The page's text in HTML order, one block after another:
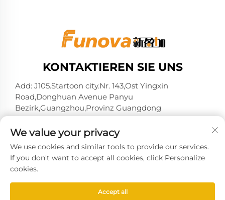
KONTAKTIEREN SIE UNS
Add: J105.Startoon city.Nr. 143,Ost Yingxin
Road,Donghuan Avenue Panyu
Bezirk,Guangzhou,Provinz Guangdong
E-Mail:[email protected]
Copyright © 2025 by Guangzhou Xinyingjia System
Technology Co., Ltd. -Datenschutzrichtlinie
We value your privacy
We use cookies and similar tools to provide our services.
If you don't want to accept all cookies, click Personalize
cookies.
Accept all